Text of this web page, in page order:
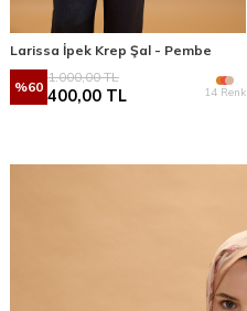
Larissa İpek Krep Şal - Pembe
%60
1.000,00TL
400,00 TL 14 Renk